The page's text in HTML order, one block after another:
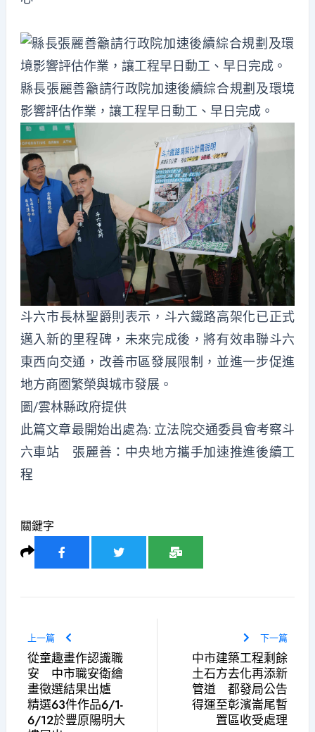
縣長張麗善籲請行政院加速後續綜合規劃及環境
影響評估作業，讓工程早日動工、早日完成。
斗六市長林聖爵則表示，斗六鐵路高架化已正式
邁入新的里程碑，未來完成後，將有效串聯斗六
東西向交通，改善市區發展限制，並進一步促進
地方商圈繁榮與城市發展。
圖/雲林縣政府提供
此篇文章最開始出處為: 立法院交通委員會考察斗
六車站 張麗善：中央地方攜手加速推進後續工
程
關鍵字
上一篇
從童趣畫作認識職
安 中市職安衛繪
畫徵選結果出爐
精選63件作品6/1-
6/12於豐原陽明大
下一篇
中市建築工程剩餘
土石方去化再添新
管道 都發局公告
得運至彰濱崙尾暫
置區收受處理